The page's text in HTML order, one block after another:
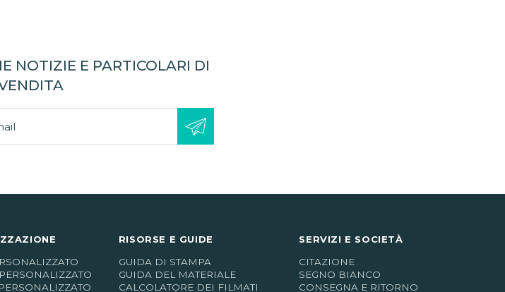
NOTIZIE E PARTICOLARI DI
RISORSE E GUIDE
GUIDA DI STAMPA
GUIDA DEL MATERIALE
CALCOLATORE DEI FILMATI
SERVIZI E SOCIETÀ
CITAZIONE
SEGNO BIANCO
CONSEGNA E RITORNO